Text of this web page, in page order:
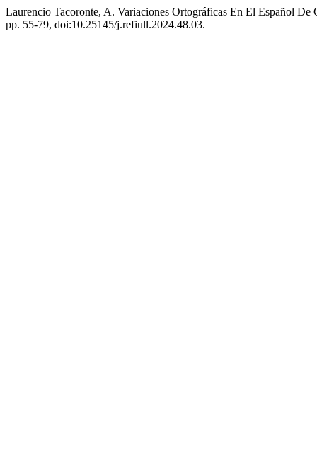
Laurencio Tacoronte, A. Variaciones Ortográficas En El Español De
pp. 55-79, doi:10.25145/j.refiull.2024.48.03.